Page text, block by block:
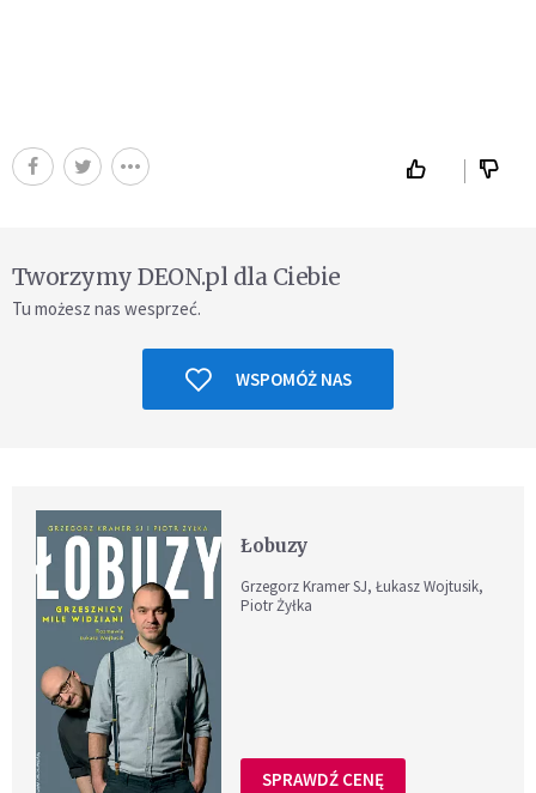
Tworzymy DEON.pl dla Ciebie
Tu możesz nas wesprzeć.
WSPOMÓŻ NAS
Łobuzy
Grzegorz Kramer SJ, Łukasz Wojtusik,
Piotr Żyłka
SPRAWDŹ CENĘ